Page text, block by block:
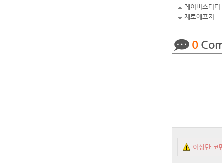
레이버스터디
제로에프지
0
이상만 코